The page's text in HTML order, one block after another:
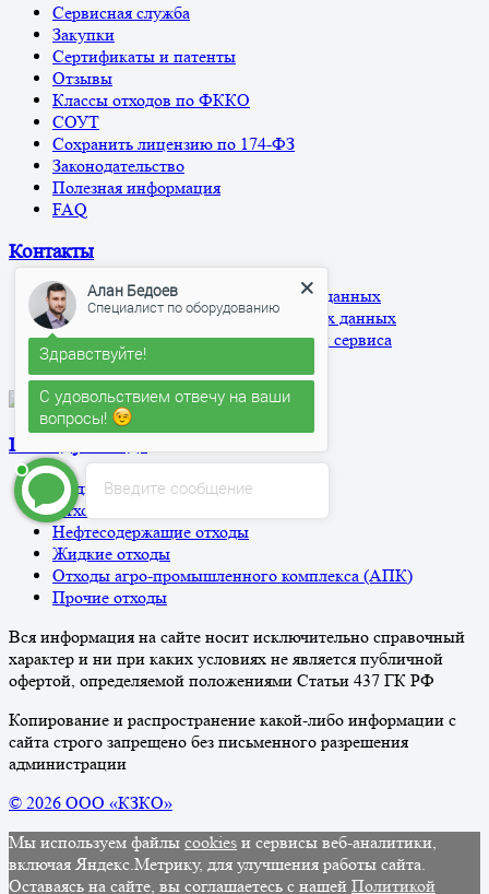
Сервисная служба
Закупки
Сертификаты и патенты
Отзывы
Классы отходов по ФККО
СОУТ
Сохранить лицензию по 174-ФЗ
Законодательство
Полезная информация
FAQ
Контакты
Политика обработки персональных данных
Согласие на обработку персональных данных
Согласие на использование cookies и сервиса
Яндекс.Метрика
По виду отхода
Медицинские отходы
Отходы ТБО/ТКО
Нефтесодержащие отходы
Жидкие отходы
Отходы агро-промышленного комплекса (АПК)
Прочие отходы
Вся информация на сайте носит исключительно справочный
характер и ни при каких условиях не является публичной
офертой, определяемой положениями Статьи 437 ГК РФ
Копирование и распространение какой-либо информации с
сайта строго запрещено без письменного разрешения
администрации
© 2026 ООО «КЗКО»
Мы используем файлы cookies и сервисы веб-аналитики,
включая Яндекс.Метрику, для улучшения работы сайта.
Оставаясь на сайте, вы соглашаетесь с нашей Политикой
Введите сообщение
Алан Бедоев
Специалист по оборудованию
Здравствуйте!
С удовольствием отвечу на ваши
вопросы!